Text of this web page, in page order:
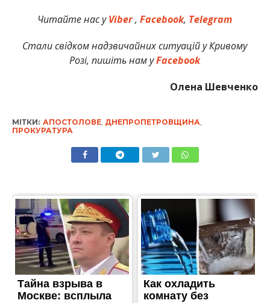
Читайте нас уViber,Facebook, Telegram
Стали свідком надзвичайних ситуацій у Кривому
Розі, пишіть нам уFacebook
Олена Шевченко
МІТКИ: АПОСТОЛОВЕ, ДНЕПРОПЕТРОВЩИНА
ПРОКУРАТУРА